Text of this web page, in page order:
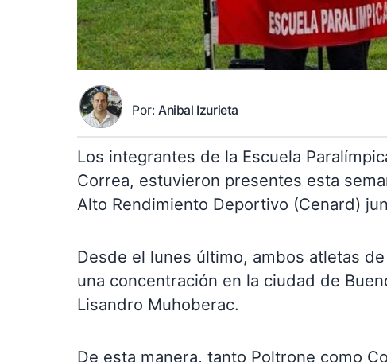
Por: Anibal Izurieta
Los integrantes de la Escuela
Correa, estuvieron presentes esta
Alto Rendimiento Deportivo (Cenard)
Desde el lunes último, ambos atletas
una concentración en la ciudad de
Lisandro Muhoberac.
De esta manera, tanto Poltrone como